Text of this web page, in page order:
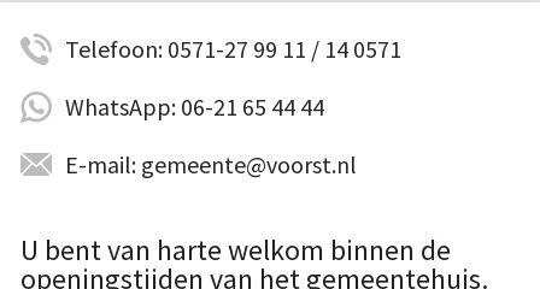
Telefoon: 0571-27 99 11 / 14 0571
WhatsApp: 06-21 65 44 44
E-mail: gemeente@voorst.nl
U bent van harte welkom binnen de
openingstijden van het gemeentehuis.